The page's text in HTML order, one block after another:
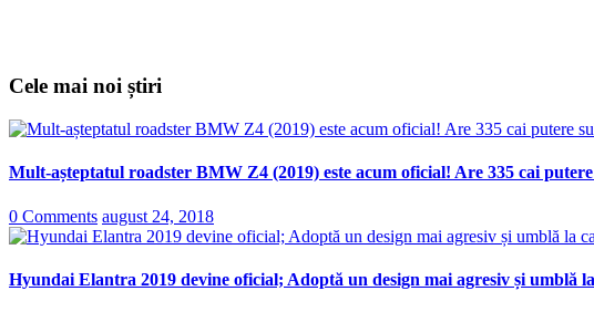
Cele mai noi știri
Mult-așteptatul roadster BMW Z4 (2019) este acum oficial! Are 335 cai
0 Comments august 24, 2018
Hyundai Elantra 2019 devine oficial; Adoptă un design mai agresiv și umblă